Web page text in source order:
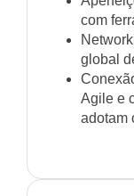
com
global
Agile e
adotam